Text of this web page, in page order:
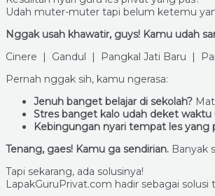
Udah muter-muter tapi belum ketemu
Nggak usah khawatir, guys! Kamu udah
Cinere | Gandul | Pangkal Jati Baru |
Pernah nggak sih, kamu ngerasa:
Jenuh banget belajar di sekolah?
Stres banget kalo udah deket waktu
Kebingungan nyari tempat les yang
Tenang, gaes! Kamu ga sendirian. Banyak
Tapi sekarang, ada solusinya!
LapakGuruPrivat.com hadir sebagai